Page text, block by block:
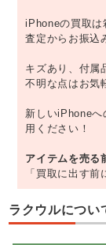
iPhoneの買取は
査定からお振込
キズあり、付属
不明な点はお気
新しいiPhoneへ
用ください！
アイテムを売る
「買取に出す前
ラクウルについ